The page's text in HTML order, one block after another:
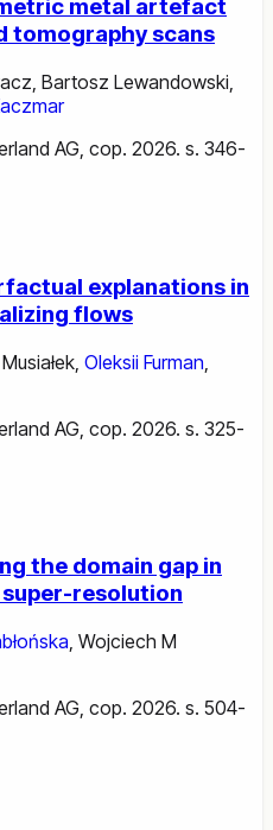
metal artefact
tomography scans
, Bartosz Lewandowski,
AG, cop. 2026. s. 346-
explanations in
flows
Oleksii Furman
AG, cop. 2026. s. 325-
the domain gap in
resolution
Wojciech M
AG, cop. 2026. s. 504-